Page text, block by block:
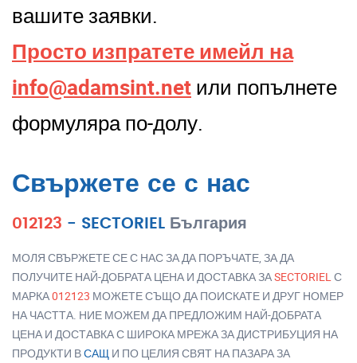
вашите заявки.
Просто изпратете имейл на
info@adamsint.net или попълнете
формуляра по-долу.
Свържете се с нас
012123 - SECTORIEL България
МОЛЯ СВЪРЖЕТЕ СЕ С НАС ЗА ДА ПОРЪЧАТЕ, ЗА ДА
ПОЛУЧИТЕ НАЙ-ДОБРАТА ЦЕНА И ДОСТАВКА ЗАSECTORIEL С
МАРКА012123 МОЖЕТЕ СЪЩО ДА ПОИСКАТЕ И ДРУГ НОМЕР
НА ЧАСТТА. НИЕ МОЖЕМ ДА ПРЕДЛОЖИМ НАЙ-ДОБРАТА
ЦЕНА И ДОСТАВКА С ШИРОКА МРЕЖА ЗА ДИСТРИБУЦИЯ НА
ПРОДУКТИ ВСАЩ И ПО ЦЕЛИЯ СВЯТ НА ПАЗАРА ЗА